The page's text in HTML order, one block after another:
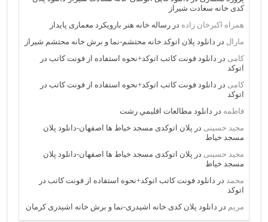
کدی خانه سعادت شیراز
همراه اکبرخان زاده دررساله خانه هنر بارویکرد معماری پایدار
مارال در دانلود پلان اتوکد خانه محتشم-نما و برش خانه محتشم شیراز
کامی در دانلود فونت کاتب اتوکد+نحوه استفاده از فونت کاتب در
اتوکد
کامی در دانلود فونت کاتب اتوکد+نحوه استفاده از فونت کاتب در
اتوکد
فاطمه در دانلود مطالعات اقليمي رشت
مجید حسینی در پلان اتوکدی مسجد خیاط ها اصفهان-دانلود پلان
مسجد خیاط
مجید حسینی در پلان اتوکدی مسجد خیاط ها اصفهان-دانلود پلان
مسجد خیاط
محمد در دانلود فونت کاتب اتوکد+نحوه استفاده از فونت کاتب در
اتوکد
مریم در دانلود پلان کدی خانه اشیدری-نما و برش خانه اشیدری کرمان